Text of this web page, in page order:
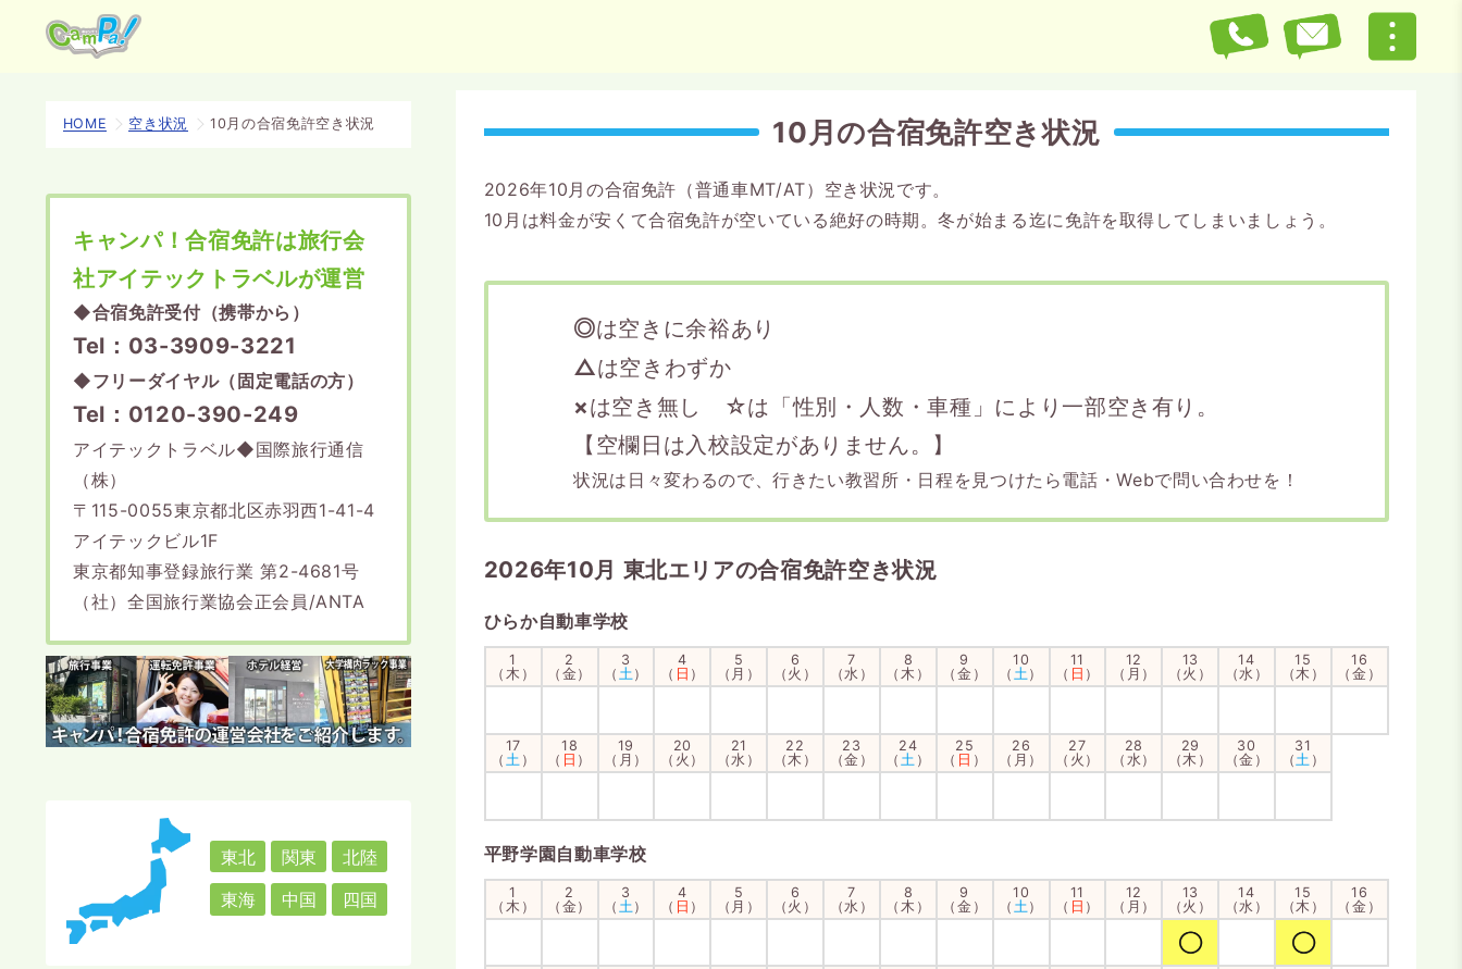
10月の合宿免許空き状況
2026年10月の合宿免許（普通車MT/AT）空き状況です。
10月は料金が安くて合宿免許が空いている絶好の時期。冬が始まる迄に免許を取得してしまいましょう。
◎は空きに余裕あり
△は空きわずか
×は空き無し ☆は「性別・人数・車種」により一部空き有り。
【空欄日は入校設定がありません。】
状況は日々変わるので、行きたい教習所・日程を見つけたら電話・Webで問い合わせを！
2026年10月 東北エリアの合宿免許空き状況
ひらか自動車学校
1
（木）
2
（金）
3
（ 土）
4
（ 日 ）
5
（月）
6
（火）
7
（水）
8
（木）
9
（金）
10
（ 土）
11
（ 日 ）
12
（月）
13
（火）
14
（水）
15
（木）
16
（金）
17
（ 土 ）
18
（ 日 ）
19
（月）
20
（火）
21
（水）
22
（木）
23
（金）
24
（土 ）
25
（ 日 ）
26
（月）
27
（火）
28
（水）
29
（木）
30
（金）
31
（土 ）
平野学園自動車学校
1
（木）
2
（金）
3
（ 土 ）
4
（ 日 ）
5
（月）
6
（火）
7
（水）
8
（木）
9
（金）
10
（ 土 ）
11
（ 日 ）
12
（月）
13
（火）
14
（水）
15
（木）
16
（金）
HOME 空き状況 10月の合宿免許空き状況
キャンパ！合宿免許は旅行会
社アイテックトラベルが運営
◆合宿免許受付（携帯から）
Tel：03-3909-3221
◆フリーダイヤル（固定電話の方）
Tel：0120-390-249
アイテックトラベル◆国際旅行通信
（株）
〒115-0055東京都北区赤羽西1-41-4
アイテックビル1F
東京都知事登録旅行業 第2-4681号
（社）全国旅行業協会正会員/ANTA
東北 関東
北陸
東海
中国 四国